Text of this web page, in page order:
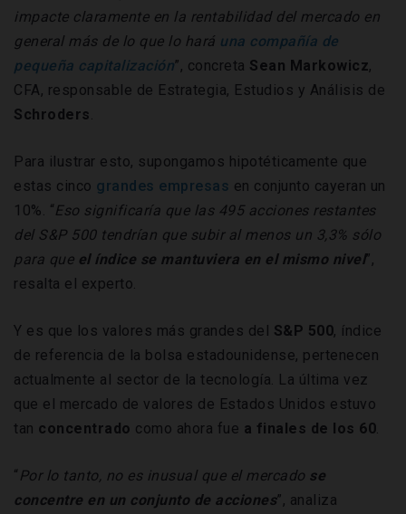
impacte claramente en la rentabilidad del mercado en
general más de lo que lo hará una compañía de
pequeña capitalización”, concreta Sean Markowicz,
CFA, responsable de Estrategia, Estudios y Análisis de
Schroders.
Para ilustrar esto, supongamos hipotéticamente que
estas cinco grandes empresas en conjunto cayeran un
10%. “Eso significaría que las 495 acciones restantes
del S&P 500 tendrían que subir al menos un 3,3% sólo
para que el índice se mantuviera en el mismo nivel”,
resalta el experto.
Y es que los valores más grandes del S&P 500, índice
de referencia de la bolsa estadounidense, pertenecen
actualmente al sector de la tecnología. La última vez
que el mercado de valores de Estados Unidos estuvo
tan concentrado como ahora fue a finales de los 60.
“ Por lo tanto, no es inusual que el mercado se
concentre en un conjunto de acciones”, analiza